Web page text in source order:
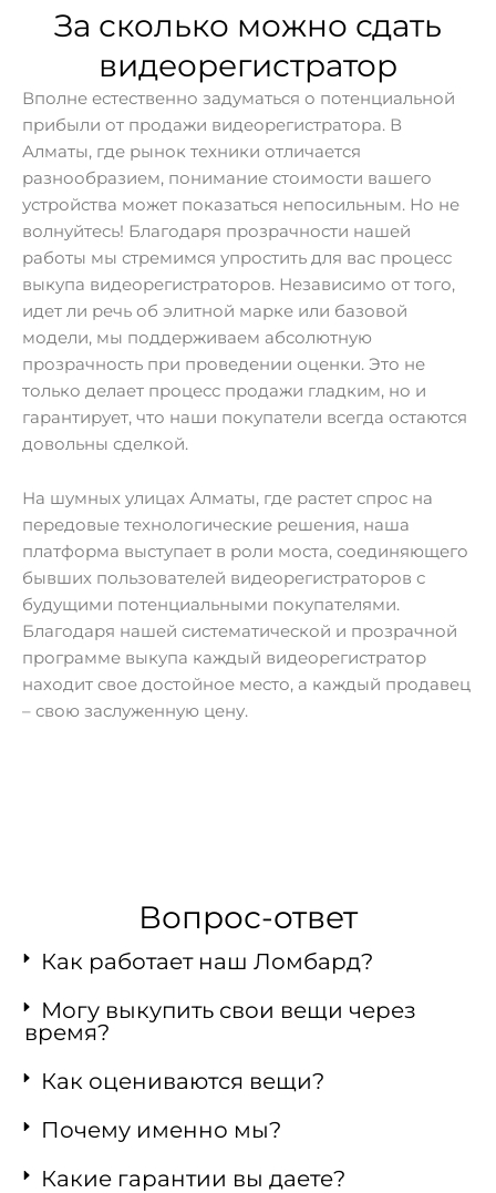
За сколько можно сдать
видеорегистратор
Вполне естественно задуматься о потенциальной
прибыли от продажи видеорегистратора. В
Алматы, где рынок техники отличается
разнообразием, понимание стоимости вашего
устройства может показаться непосильным. Но не
волнуйтесь! Благодаря прозрачности нашей
работы мы стремимся упростить для вас процесс
выкупа видеорегистраторов. Независимо от того,
идет ли речь об элитной марке или базовой
модели, мы поддерживаем абсолютную
прозрачность при проведении оценки. Это не
только делает процесс продажи гладким, но и
гарантирует, что наши покупатели всегда остаются
довольны сделкой.
На шумных улицах Алматы, где растет спрос на
передовые технологические решения, наша
платформа выступает в роли моста, соединяющего
бывших пользователей видеорегистраторов с
будущими потенциальными покупателями.
Благодаря нашей систематической и прозрачной
программе выкупа каждый видеорегистратор
находит свое достойное место, а каждый продавец
– свою заслуженную цену.
Вопрос-ответ
Как работает наш Ломбард?
Могу выкупить свои вещи через
время?
Как оцениваются вещи?
Почему именно мы?
Какие гарантии вы даете?